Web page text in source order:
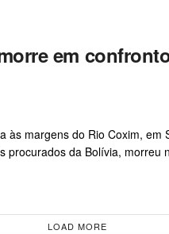
em
margens do Rio Coxim, em
procurados da Bolívia, morreu
LOAD MORE